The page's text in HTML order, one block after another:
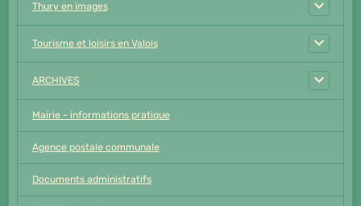
Thury en images
Tourisme et loisirs en Valois
ARCHIVES
Mairie - informations pratique
Agence postale communale
Documents administratifs